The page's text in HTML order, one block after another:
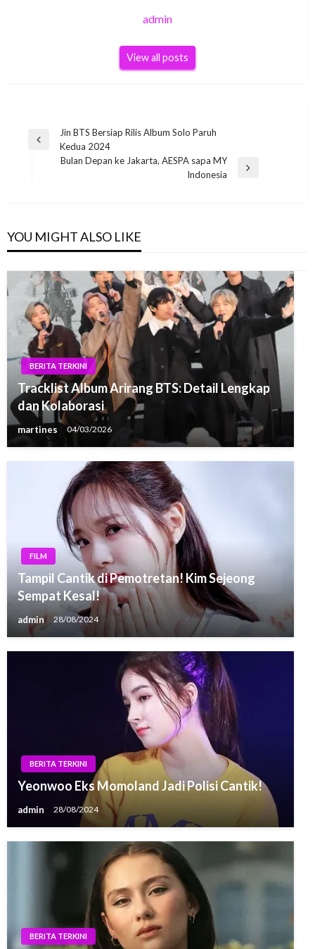
admin
View all posts
Post
navigation
Previous
Jin BTS Bersiap Rilis Album Solo Paruh
Kedua 2024
Bulan Depan ke Jakarta, AESPA sapa MY
Indonesia
YOU MIGHT ALSO LIKE
BERITA TERKINI
Tracklist Album Arirang BTS: Detail Lengkap
dan Kolaborasi
martines 04/03/2026
FILM
Tampil Cantik di Pemotretan! Kim Sejeong
Sempat Kesal!
admin 28/08/2024
BERITA TERKINI
Yeonwoo Eks Momoland Jadi Polisi Cantik!
admin 28/08/2024
BERITA TERKINI